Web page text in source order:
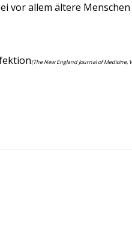
vor allem ältere
(The New England Journal of Medicine,